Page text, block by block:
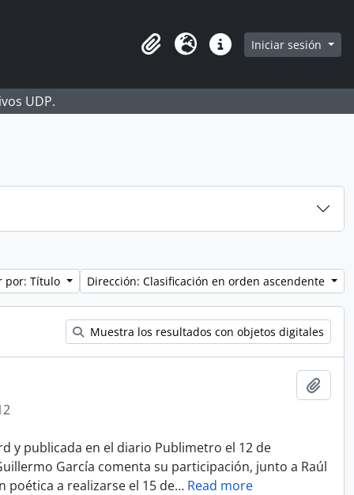
Portapapeles
Idioma Enlaces rápidos
Iniciar sesión
UDP.
por: Título
Dirección: Clasificación en orden ascendente
Muestra los resultados con objetos digitales
y publicada en el diario Publimetro el 12 de
García comenta su participación, junto a Raúl
a realizarse el 15 de… Read more